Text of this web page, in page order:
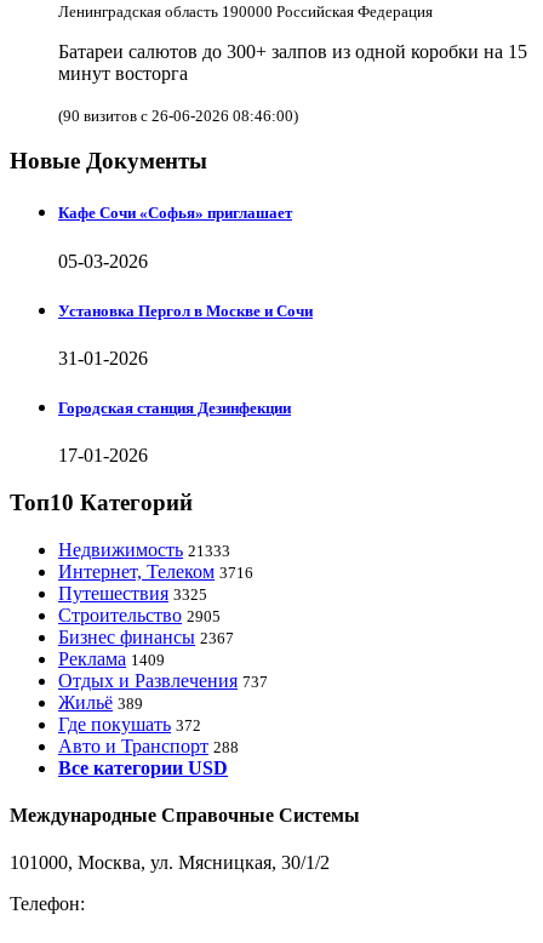
Ленинградская область 190000 Российская Федерация
Батареи салютов до 300+ залпов из одной коробки на 15
минут восторга
(90 визитов с 26-06-2026 08:46:00)
Новые Документы
Кафе Сочи «Софья» приглашает
05-03-2026
Установка Пергол в Москве и Сочи
31-01-2026
Городская станция Дезинфекции
17-01-2026
Топ10 Категорий
Недвижимость 21333
Интернет, Телеком 3716
Путешествия 3325
Строительство 2905
Бизнес финансы 2367
Реклама 1409
Отдых и Развлечения 737
Жильё 389
Где покушать 372
Авто и Транспорт 288
Все категории USD
Международные Справочные Системы
101000, Москва, ул. Мясницкая, 30/1/2
Телефон: